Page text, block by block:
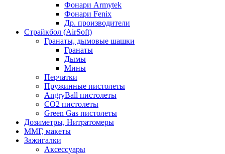
Фонари Armytek
Фонари Fenix
Др. производители
Страйкбол (AirSoft)
Гранаты, дымовые шашки
Гранаты
Дымы
Мины
Перчатки
Пружинные пистолеты
AngryBall пистолеты
CO2 пистолеты
Green Gas пистолеты
Дозиметры, Нитратомеры
ММГ, макеты
Зажигалки
Аксессуары